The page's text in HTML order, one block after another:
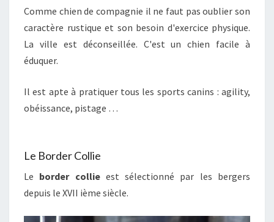
Comme chien de compagnie il ne faut pas oublier son
caractère rustique et son besoin d'exercice physique.
La ville est déconseillée. C'est un chien facile à
éduquer.
Il est apte à pratiquer tous les sports canins : agility,
obéissance, pistage …
Le Border Collie
Le border collieest sélectionné par les bergers
depuis le XVII ième siècle.